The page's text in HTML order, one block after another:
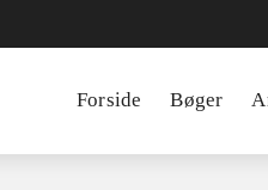
Forside Bøger